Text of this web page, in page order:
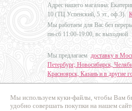
Мы используем куки-файлы, чтобы Вам
удобно совершать покупки на нашем
Адрес нашего магазина:
10 (ТЦ Успенский, 5 эт., оф.3).
Мы работаем для Вас без
пн-сб 11:00-19:00, вс выходной
Мы предлагаем доставку в
Петербург, Новосибирск,
Красноярск, Казань и в другие
Дизайн - Наталья Мальцева